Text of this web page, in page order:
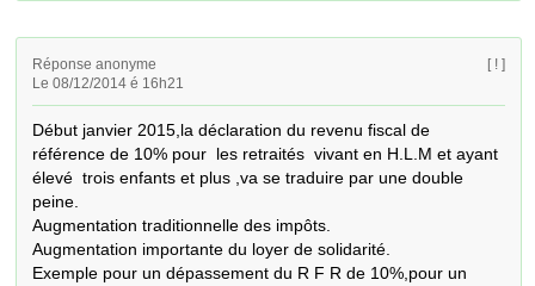
Réponse anonyme
Le 08/12/2014 é 16h21
[ ! ]
Début janvier 2015,la déclaration du revenu fiscal de
référence de 10% pour  les retraités  vivant en H.L.M et ayant
élevé  trois enfants et plus ,va se traduire par une double
peine.
Augmentation traditionnelle des impôts.
Augmentation importante du loyer de solidarité.
Exemple pour un dépassement du R F R de 10%,pour un